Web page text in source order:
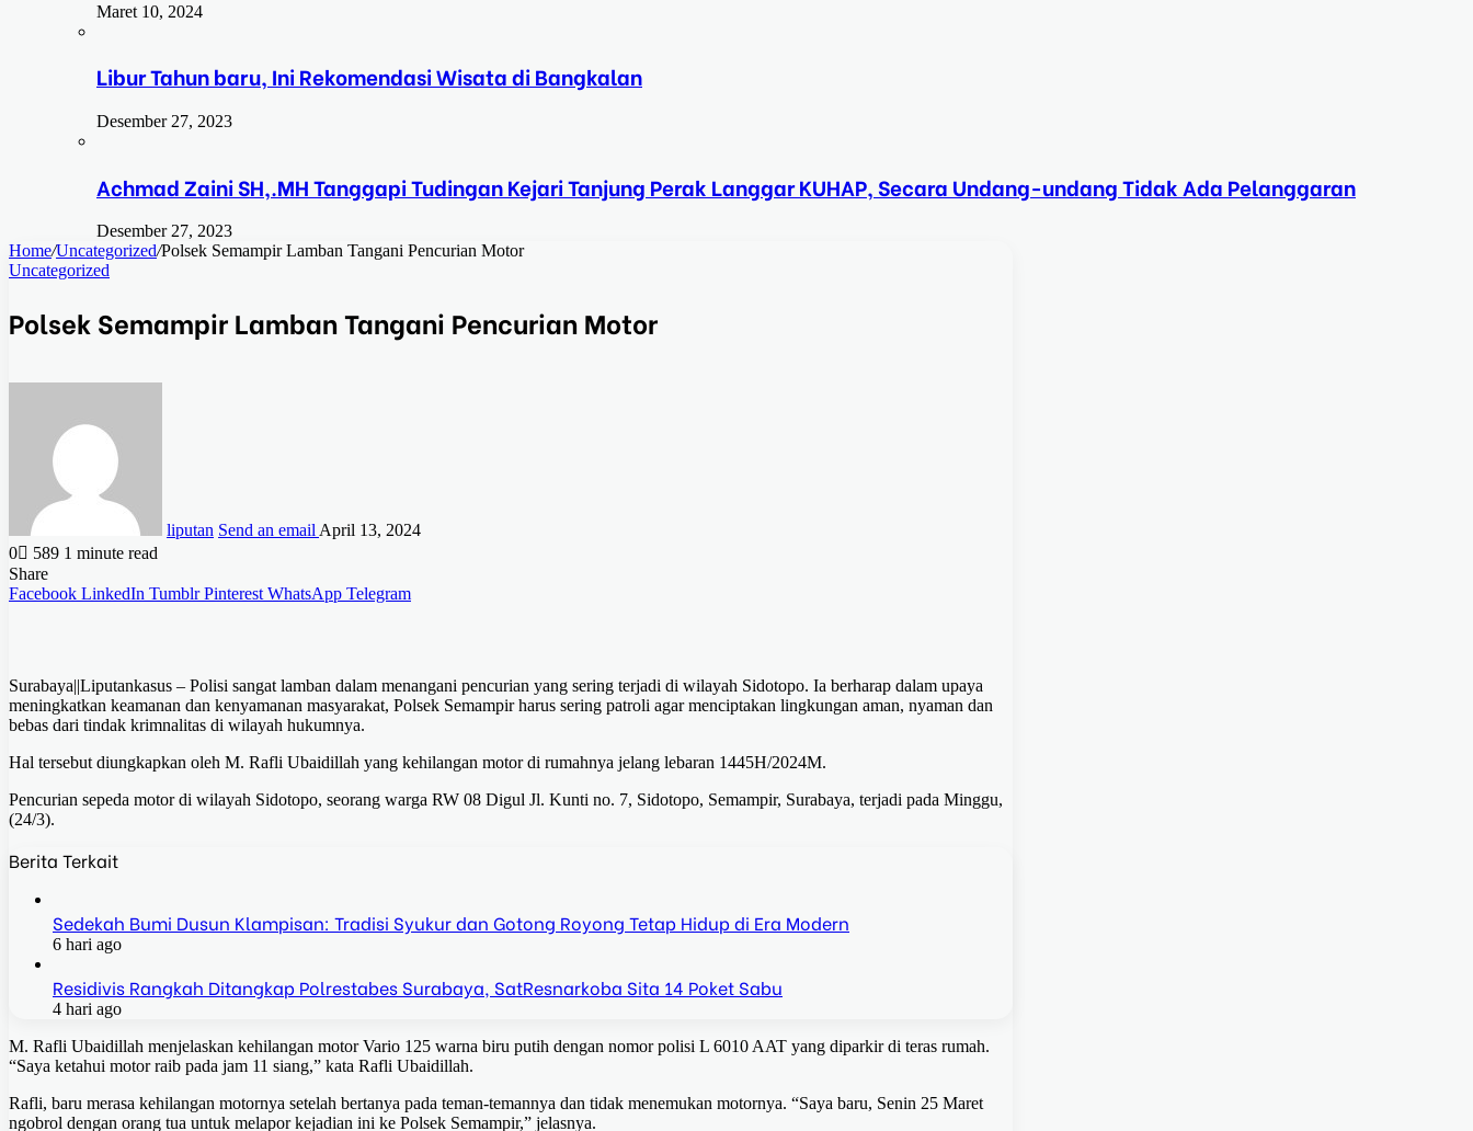
Maret 10, 2024
Libur Tahun baru, Ini Rekomendasi Wisata di Bangkalan
Desember 27, 2023
Achmad Zaini SH,.MH Tanggapi Tudingan Kejari Tanjung Perak Langgar KUHAP, Secara Undang-undang Tidak Ada Pelanggaran
Desember 27, 2023
Home/Uncategorized/Polsek Semampir Lamban Tangani Pencurian Motor
Uncategorized
Polsek Semampir Lamban Tangani Pencurian Motor
liputan Send an email April 13, 2024
0
589 1 minute read
Share
Facebook LinkedIn Tumblr Pinterest WhatsApp Telegram
Surabaya||Liputankasus – Polisi sangat lamban dalam menangani pencurian yang sering terjadi di wilayah Sidotopo. Ia berharap dalam upaya
meningkatkan keamanan dan kenyamanan masyarakat, Polsek Semampir harus sering patroli agar menciptakan lingkungan aman, nyaman dan
bebas dari tindak krimnalitas di wilayah hukumnya.
Hal tersebut diungkapkan oleh M. Rafli Ubaidillah yang kehilangan motor di rumahnya jelang lebaran 1445H/2024M.
Pencurian sepeda motor di wilayah Sidotopo, seorang warga RW 08 Digul Jl. Kunti no. 7, Sidotopo, Semampir, Surabaya, terjadi pada Minggu,
(24/3).
Berita Terkait
Sedekah Bumi Dusun Klampisan: Tradisi Syukur dan Gotong Royong Tetap Hidup di Era Modern
6 hari ago
Residivis Rangkah Ditangkap Polrestabes Surabaya, SatResnarkoba Sita 14 Poket Sabu
4 hari ago
M. Rafli Ubaidillah menjelaskan kehilangan motor Vario 125 warna biru putih dengan nomor polisi L 6010 AAT yang diparkir di teras rumah.
“Saya ketahui motor raib pada jam 11 siang,” kata Rafli Ubaidillah.
Rafli, baru merasa kehilangan motornya setelah bertanya pada teman-temannya dan tidak menemukan motornya. “Saya baru, Senin 25 Maret
ngobrol dengan orang tua untuk melapor kejadian ini ke Polsek Semampir,” jelasnya.